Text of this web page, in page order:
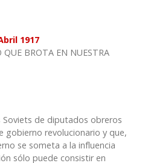
1917
BROTA EN NUESTRA
Soviets de diputados obreros
gobierno revolucionario y que,
se someta a la influencia
sólo puede consistir en